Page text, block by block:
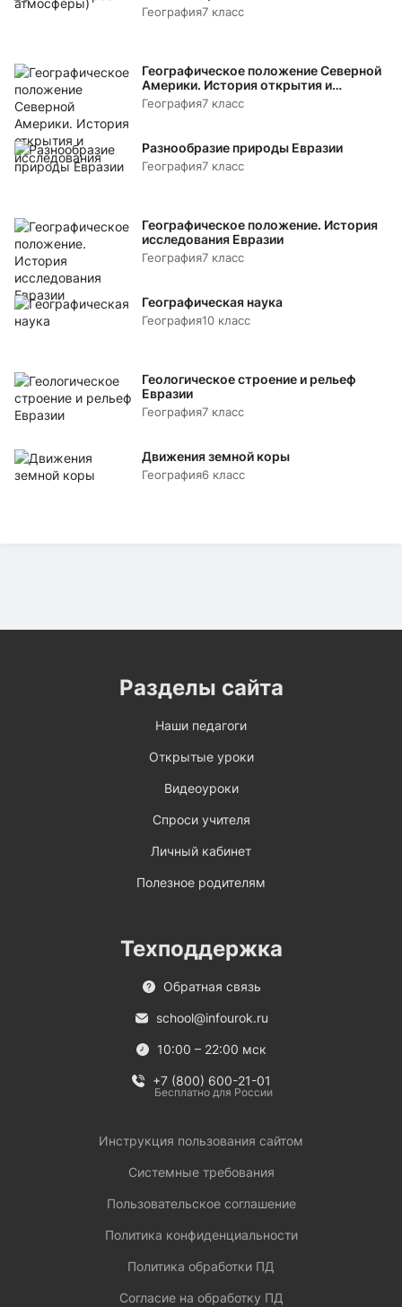
География7 класс
Географическое положение Северной
Америки. История открытия и
исследования
География7 класс
Разнообразие природы Евразии
География7 класс
Географическое положение. История
исследования Евразии
География7 класс
Географическая наука
География10 класс
Геологическое строение и рельеф
Евразии
География7 класс
Движения земной коры
География6 класс
Разделы сайта
Наши педагоги
Открытые уроки
Видеоуроки
Спроси учителя
Личный кабинет
Полезное родителям
Техподдержка
Обратная связь
school@infourok.ru
10:00 – 22:00 мск
+7 (800) 600-21-01
Бесплатно для России
Инструкция пользования сайтом
Системные требования
Пользовательское соглашение
Политика конфиденциальности
Политика обработки ПД
Согласие на обработку ПД